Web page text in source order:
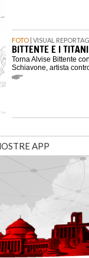
FOTO | VISUAL
BITTENTE E I TITANI
Torna Alvise Bittente
Schiavone, artista
APP